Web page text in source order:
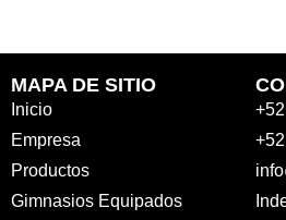
MAPA DE SITIO
Inicio
Empresa
Productos
Gimnasios Equipados